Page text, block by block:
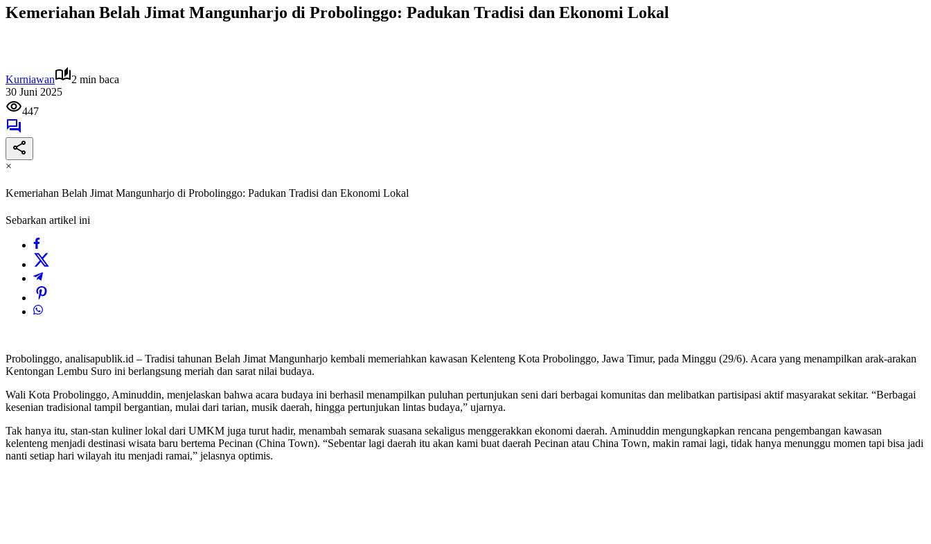
Kemeriahan Belah Jimat Mangunharjo di Probolinggo: Padukan Tradisi dan Ekonomi Lokal
Kurniawan
2 min baca
30 Juni 2025
447
×
Kemeriahan Belah Jimat Mangunharjo di Probolinggo: Padukan Tradisi dan Ekonomi Lokal
Sebarkan artikel ini
Probolinggo, analisapublik.id – Tradisi tahunan Belah Jimat Mangunharjo kembali memeriahkan kawasan Kelenteng Kota Probolinggo, Jawa Timur, pada Minggu (29/6). Acara yang menampilkan arak-arakan
Kentongan Lembu Suro ini berlangsung meriah dan sarat nilai budaya.
Wali Kota Probolinggo, Aminuddin, menjelaskan bahwa acara budaya ini berhasil menampilkan puluhan pertunjukan seni dari berbagai komunitas dan melibatkan partisipasi aktif masyarakat sekitar. “Berbagai
kesenian tradisional tampil bergantian, mulai dari tarian, musik daerah, hingga pertunjukan lintas budaya,” ujarnya.
Tak hanya itu, stan-stan kuliner lokal dari UMKM juga turut hadir, menambah semarak suasana sekaligus menggerakkan ekonomi daerah. Aminuddin mengungkapkan rencana pengembangan kawasan
kelenteng menjadi destinasi wisata baru bertema Pecinan (China Town). “Sebentar lagi daerah itu akan kami buat daerah Pecinan atau China Town, makin ramai lagi, tidak hanya menunggu momen tapi bisa jadi
nanti setiap hari wilayah itu menjadi ramai,” jelasnya optimis.